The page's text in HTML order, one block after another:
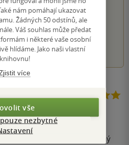
5.0 z 5
3 4 5
z dřívější doby,byl to jiný
nám pomáhají ukazovat
Žádných 50 odstínů, ale
Váš souhlas může předat
i některé vaše osobní
hlídáme. Jako naši vlastní
knihovnu!
více
vše
nezbytné